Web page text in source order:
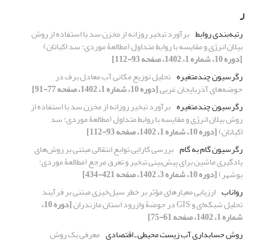
ر
رتبه‌بندی روابط برآورد تبخیر روزانه از مخزن سد با استفاده از روش
بیلان انرژی و مقایسه با روابط متداول (مطالعۀ موردی: سد اکباتان)
[دوره 10، شماره 1، 1402، صفحه 93-112]
رگرسیون چند‌متغیره تحلیل توزیع مکانی آب معادل برف در
حوضه‌های آذربایجان غربی[دوره 10، شماره 1، 1402، صفحه 77-91]
رگرسیون چندمتغیره برآورد تبخیر روزانه از مخزن سد با استفاده از
روش بیلان انرژی و مقایسه با روابط متداول (مطالعۀ موردی: سد
اکباتان)[دوره 10، شماره 1، 1402، صفحه 93-112]
رگرسیون گام به گام بررسی کارایی توابع انتقالی مبتنی بر روش‌های
یادگیری ماشین برای پیش‌بینی تبخیر و تعرق مرجع (مطالعۀ موردی:
بوشهر)[دوره 10، شماره 3، 1402، صفحه 421-434]
رواناب ارزیابی معیارهای مؤثر بر خطر سیل‌خیزی مبتنی بر فرآیند
تحلیل شبکه‌ای و GIS در حوضۀ وازرود استان مازندران [دوره 10،
شماره 1، 1402، صفحه 61-75]
روش حسابداری آب زیست محیطی ـ اقتصادی معرفی یک روش